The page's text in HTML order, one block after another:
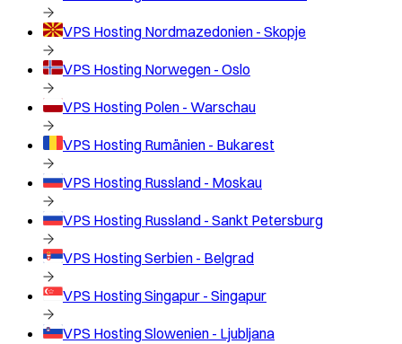
VPS Hosting Nordmazedonien - Skopje
VPS Hosting Norwegen - Oslo
VPS Hosting Polen - Warschau
VPS Hosting Rumänien - Bukarest
VPS Hosting Russland - Moskau
VPS Hosting Russland - Sankt Petersburg
VPS HostingSerbien - Belgrad
VPS HostingSingapur - Singapur
VPS HostingSlowenien - Ljubljana